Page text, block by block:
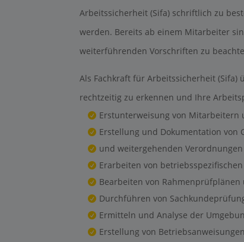
Arbeitssicherheit (Sifa) schriftlich zu
werden. Bereits ab einem Mitarbeiter
weiterführenden Vorschriften zu
Als Fachkraft für Arbeitssicherheit
rechtzeitig zu erkennen und Ihre
Erstunterweisung von Mitarbeitern
Erstellung und Dokumentation von
und weitergehenden
Erarbeiten von
Bearbeiten von
Durchführen von
Ermitteln und Analyse der
Erstellung von